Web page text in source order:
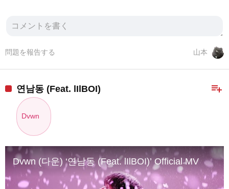
山本
問題を報告する
playlist_add
연남동 (Feat. lIlBOI)
Dvwn
Dvwn (다운) ‘연남동 (Feat. lIlBOI)’ Official MV